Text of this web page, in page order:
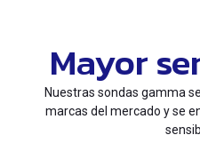
Mayor
Nuestras sondas gamma
marcas del mercado y se